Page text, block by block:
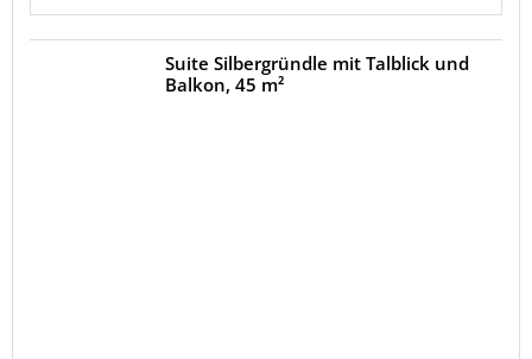
Suite Silbergründle mit Talblick und
Balkon, 45 m²